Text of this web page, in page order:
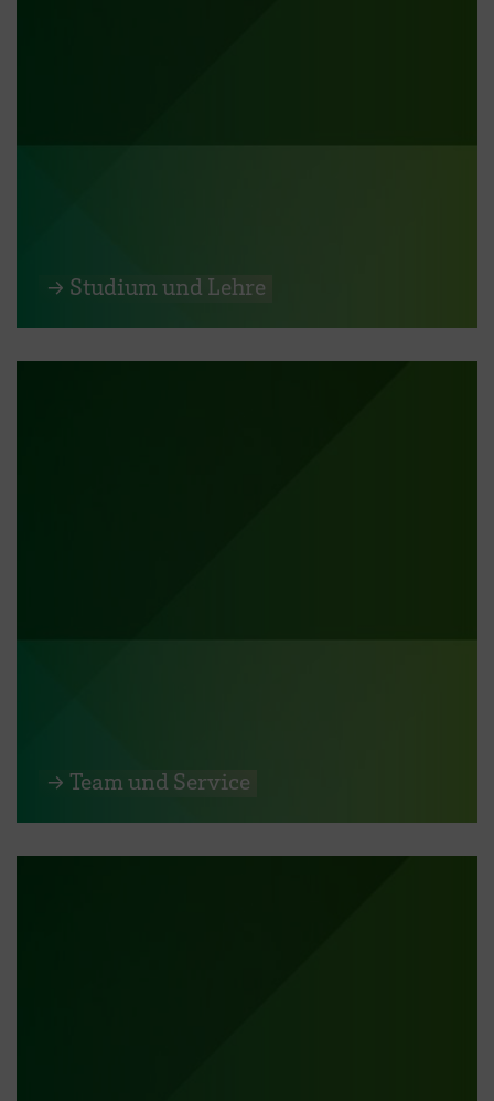
→ Studium und Lehre
→ Team und Service